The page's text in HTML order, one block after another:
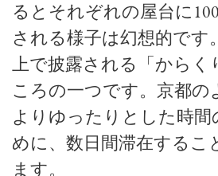
るとそれぞれの屋台に
される様子は幻想的です
上で披露される「からく
ころの一つです。京都の
よりゆったりとした時間
めに、数日間滞在するこ
ます。